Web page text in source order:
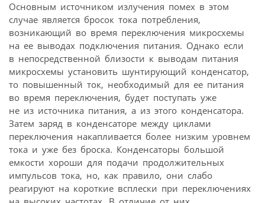
Основным источником излучения помех в этом
случае является бросок тока потребления,
возникающий во время переключения микросхемы
на ее выводах подключения питания. Однако если
в непосредственной близости к выводам питания
микросхемы установить шунтирующий конденсатор,
то повышенный ток, необходимый для ее питания
во время переключения, будет поступать уже
не из источника питания, а из этого конденсатора.
Затем заряд в конденсаторе между циклами
переключения накапливается более низким уровнем
тока и уже без броска. Конденсаторы большой
емкости хороши для подачи продолжительных
импульсов тока, но, как правило, они слабо
реагируют на короткие всплески при переключениях